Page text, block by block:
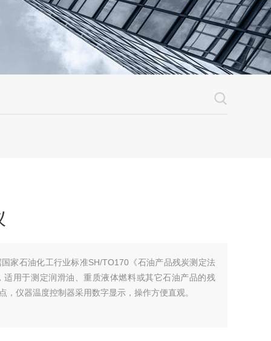
家石油化工行业标准SH/TO170《石油产品残炭测定法
用于测定润滑油、重质液体燃料或其它石油产品的残
仪器温度控制器采用数字显示，操作方便直观。